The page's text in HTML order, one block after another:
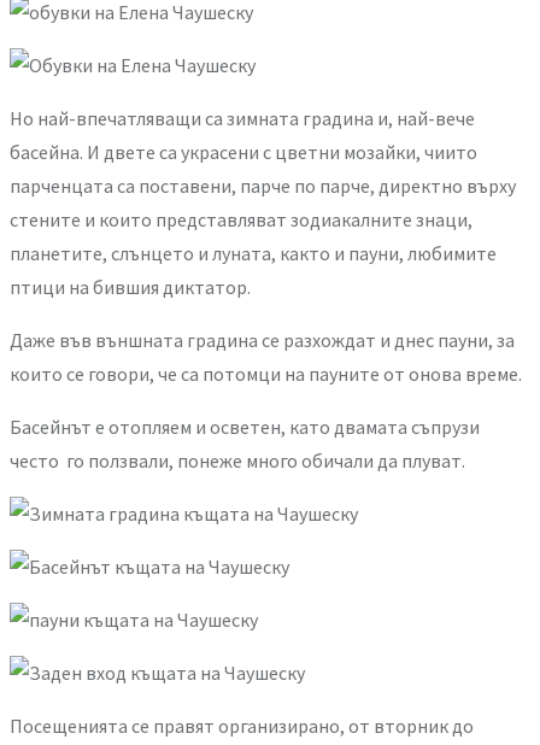
Но най-впечатляващи са зимната градина и, най-вече
басейна. И двете са украсени с цветни мозайки, чиито
парченцата са поставени, парче по парче, директно върху
стените и които представляват зодиакалните знаци,
планетите, слънцето и луната, както и пауни, любимите
птици на бившия диктатор.
Даже във външната градина се разхождат и днес пауни, за
които се говори, че са потомци на пауните от онова време.
Басейнът е отопляем и осветен, като двамата съпрузи
често го ползвали, понеже много обичали да плуват.
Посещенията се правят организирано, от вторник до